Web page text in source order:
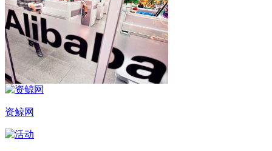
资鲸网